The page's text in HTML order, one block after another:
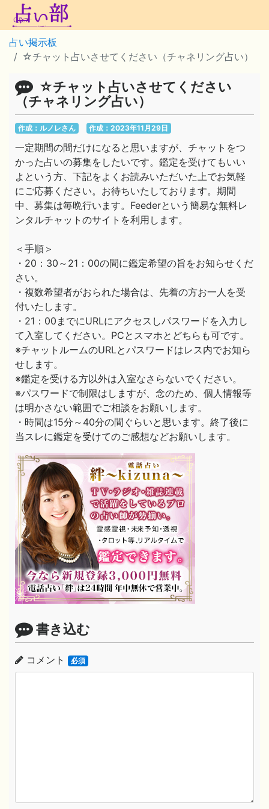
占い掲示板
☆チャット占いさせてください（チャネリング占い）
☆チャット占いさせてください
（チャネリング占い）
作成：ルノレさん 作成：2023年11月29日
一定期間の間だけになると思いますが、チャットをつ
かった占いの募集をしたいです。鑑定を受けてもいい
よという方、下記をよくお読みいただいた上でお気軽
にご応募ください。お待ちいたしております。期間
中、募集は毎晩行います。Feederという簡易な無料レ
ンタルチャットのサイトを利用します。
＜手順＞
・20：30～21：00の間に鑑定希望の旨をお知らせくだ
さい。
・複数希望者がおられた場合は、先着の方お一人を受
付いたします。
・21：00までにURLにアクセスしパスワードを入力し
て入室してください。PCとスマホとどちらも可です。
※チャットルームのURLとパスワードはレス内でお知ら
せします。
※鑑定を受ける方以外は入室なさらないでください。
※パスワードで制限はしますが、念のため、個人情報等
は明かさない範囲でご相談をお願いします。
・時間は15分～40分の間ぐらいと思います。終了後に
当スレに鑑定を受けてのご感想などお願いします。
書き込む
コメント 必須